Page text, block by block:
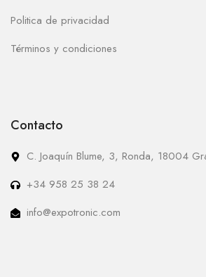
Politica de privacidad
Términos y condiciones
Contacto
C. Joaquín Blume, 3, Ronda, 18004
+34 958 25 38 24
info@expotronic.com